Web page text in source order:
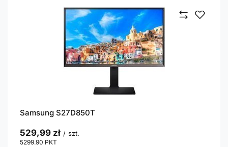
Samsung S27D850T
529,99 zł / szt.
5299.90 PKT